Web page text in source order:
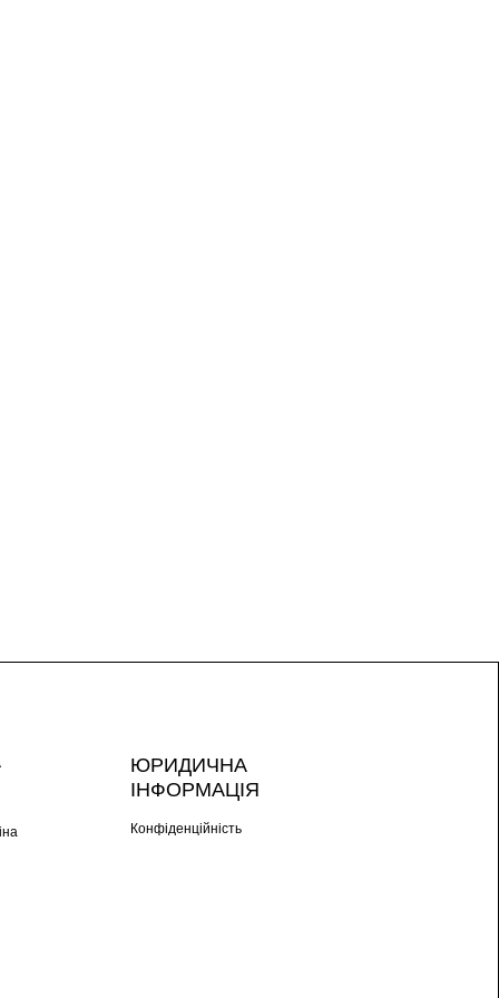
ЮРИДИЧНА
ІНФОРМАЦІЯ
Конфіденційність